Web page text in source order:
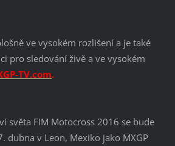
ve vysokém rozlišení a je také
pro sledování živě a ve vysokém
TV.com.
světa FIM Motocross 2016 se bude
dubna v Leon, Mexiko jako MXGP